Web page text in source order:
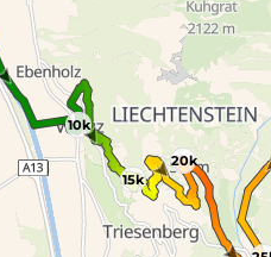
20k
10k
15k